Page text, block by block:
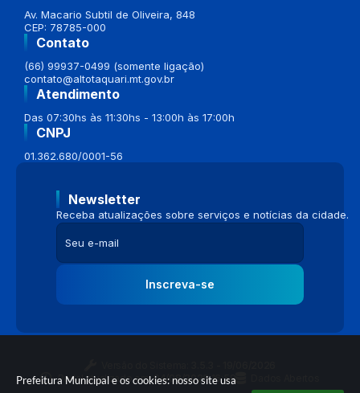
Prefeitura Municipal e os cookies: nosso site usa
Av. Macario Subtil de Oliveira, 848
CEP: 78785-000
Contato
(66) 99937-0499 (somente ligação)
contato@altotaquari.mt.gov.br
Atendimento
Das 07:30hs às 11:30hs - 13:00h às 17:00h
CNPJ
01.362.680/0001-56
Newsletter
Receba atualizações sobre serviços e notícias da cidade.
Inscreva-se
Portal atualizado em:04/08/2026 16:58